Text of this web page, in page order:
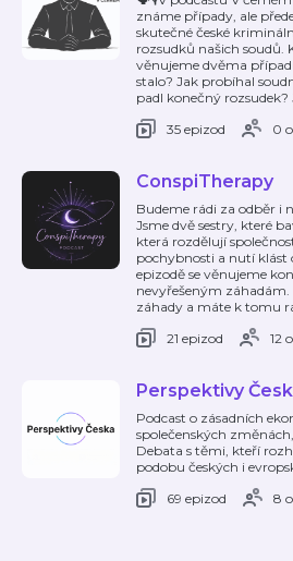
známe případy, ale
skutečné české
rozsudků našich soudů.
věnujeme dvěma
stalo? Jak probíhal
padl konečný rozsudek?
35 epizod
0
ConspiTherapy
Budeme rádi za odběr i
Jsme dvě sestry, které
která rozdělují
pochybnosti a nutí klást
epizodě se věnujeme
nevyřešeným
záhady a máte k tomu
21 epizod
12
Perspektivy
Podcast o zásadních
společenských
Debata s těmi, kteří
podobu českých i
69 epizod
8